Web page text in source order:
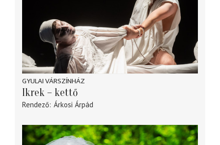
GYULAI VÁRSZÍNHÁZ
Ikrek – kettő
Rendező Árkosi Árpád